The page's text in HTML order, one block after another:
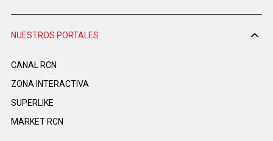
NUESTROS PORTALES
CANAL RCN
ZONA INTERACTIVA
SUPERLIKE
MARKET RCN